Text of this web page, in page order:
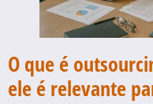
O que é
ele é relevante